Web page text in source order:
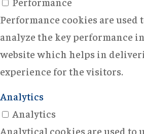
Performance cookies are used
analyze the key performance
website which helps in
experience for the visitors.
Analytics
Analytics
Analytical cookies are used to